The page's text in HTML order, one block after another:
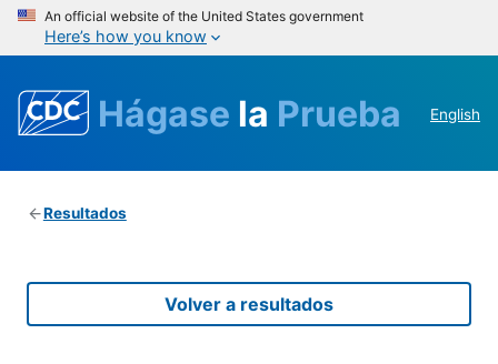
An official website of the United States government
Here’s how you know
Hágase la Prueba English
Resultados
Volver a resultados